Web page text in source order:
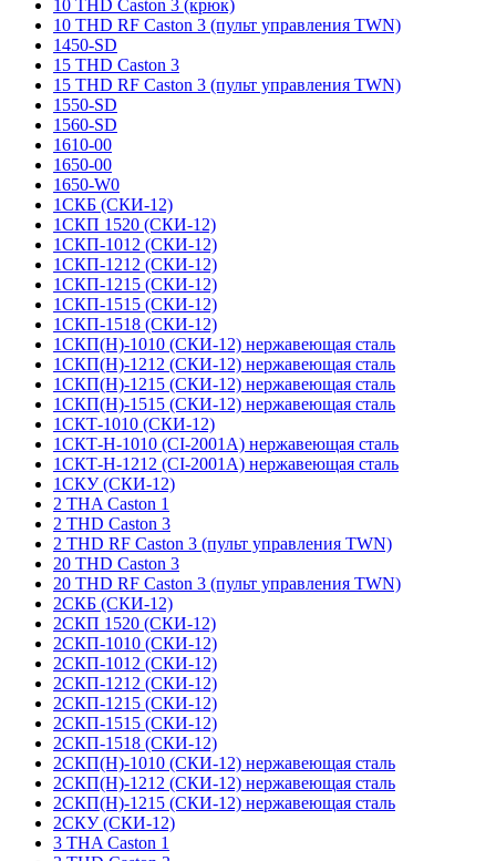
10 THD Caston 3 (крюк)
10 THD RF Caston 3 (пульт управления TWN)
1450-SD
15 THD Caston 3
15 THD RF Caston 3 (пульт управления TWN)
1550-SD
1560-SD
1610-00
1650-00
1650-W0
1СКБ (СКИ-12)
1СКП 1520 (СКИ-12)
1СКП-1012 (СКИ-12)
1СКП-1212 (СКИ-12)
1СКП-1215 (СКИ-12)
1СКП-1515 (СКИ-12)
1СКП-1518 (СКИ-12)
1СКП(Н)-1010 (СКИ-12) нержавеющая сталь
1СКП(Н)-1212 (СКИ-12) нержавеющая сталь
1СКП(Н)-1215 (СКИ-12) нержавеющая сталь
1СКП(Н)-1515 (СКИ-12) нержавеющая сталь
1СКТ-1010 (СКИ-12)
1СКТ-Н-1010 (CI-2001A) нержавеющая сталь
1СКТ-Н-1212 (CI-2001A) нержавеющая сталь
1СКУ (СКИ-12)
2 THA Caston 1
2 THD Caston 3
2 THD RF Caston 3 (пульт управления TWN)
20 THD Caston 3
20 THD RF Caston 3 (пульт управления TWN)
2СКБ (СКИ-12)
2СКП 1520 (СКИ-12)
2СКП-1010 (СКИ-12)
2СКП-1012 (СКИ-12)
2СКП-1212 (СКИ-12)
2СКП-1215 (СКИ-12)
2СКП-1515 (СКИ-12)
2СКП-1518 (СКИ-12)
2СКП(Н)-1010 (СКИ-12) нержавеющая сталь
2СКП(Н)-1212 (СКИ-12) нержавеющая сталь
2СКП(Н)-1215 (СКИ-12) нержавеющая сталь
2СКУ (СКИ-12)
3 THA Caston 1